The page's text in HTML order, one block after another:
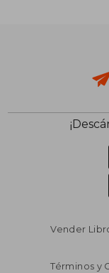
Vender
Términos y